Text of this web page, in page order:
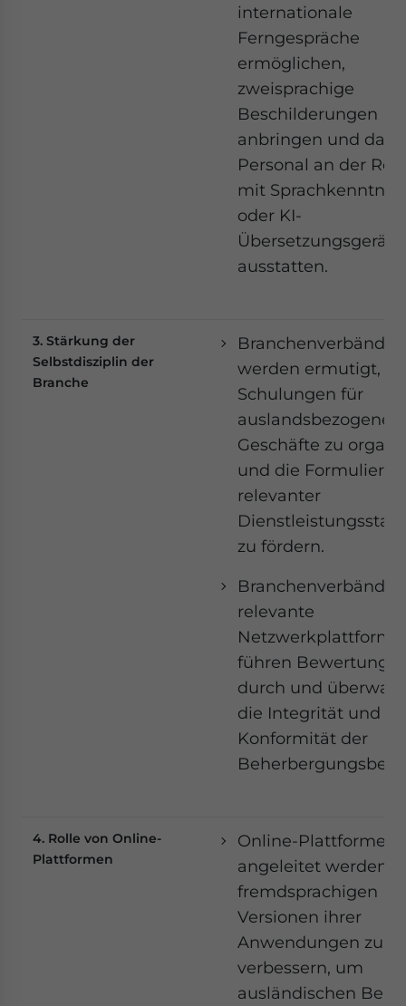
internationale
Ferngespräche
ermöglichen,
zweisprachige
Beschilderungen
anbringen und das
Personal an der
mit
oder KI-
ausstatten.
3. Stärkung der
Selbstdisziplin der
Branche
Branchenverbände
werden ermutigt,
Schulungen für
auslandsbezogene
Geschäfte zu
und die
relevanter
zu fördern.
Branchenverbände
relevante
führen
durch und
die Integrität und
Konformität der
4. Rolle von Online-
Plattformen
Online-Plattformen
angeleitet werden,
fremdsprachigen
Versionen ihrer
Anwendungen zu
verbessern, um
ausländischen